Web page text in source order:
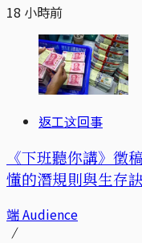
18 小時前
返工这回事
《下班聽你講》徵
懂的潛規則與生存
端 Audience